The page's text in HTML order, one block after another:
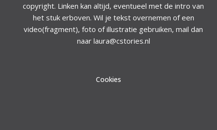
copyright. Linken kan altijd, eventueel met de intro van
het stuk erboven. Wil je tekst overnemen of een
video(fragment), foto of illustratie gebruiken, mail dan
naar laura@cstories.nl
Cookies